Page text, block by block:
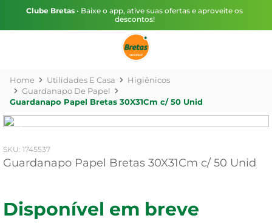
Clube Bretas • Baixe o app, ative suas ofertas e aproveite os
descontos!
Utilidades E Casa
Higiênicos
Guardanapo De Papel
Guardanapo Papel Bretas 30X31Cm c/ 50 Unid
: 1745537
Guardanapo Papel Bretas 30X31Cm c/ 50 Unid
Disponível em breve